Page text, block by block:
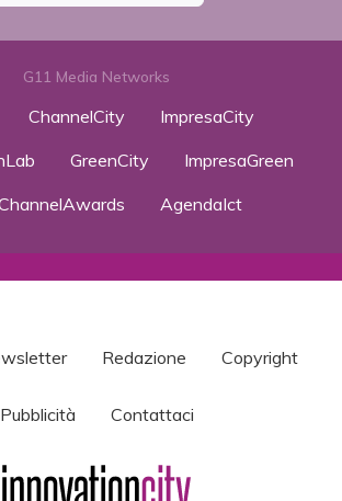
G11 Media Networks
ChannelCity
ImpresaCity
GreenCity
ImpresaGreen
AgendaIct
Redazione Copyright
Pubblicità Contattaci